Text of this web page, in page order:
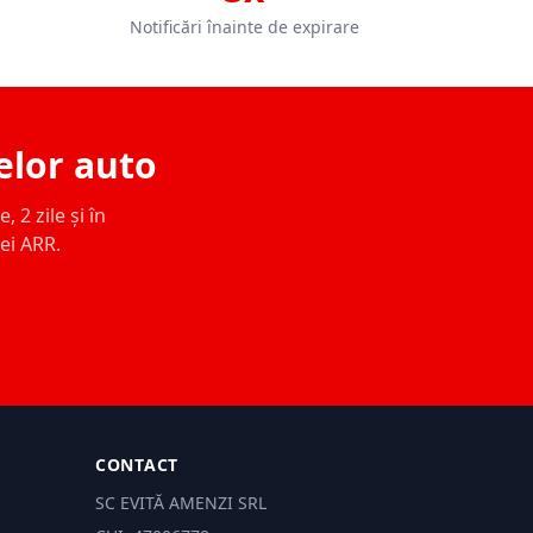
Notificări înainte de expirare
auto
2 zile și în
ARR.
CONTACT
SC EVITĂ AMENZI SRL